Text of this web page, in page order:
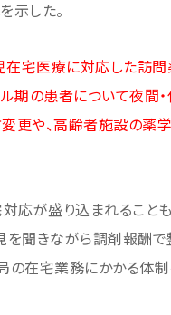
示した。
在宅医療に対応した訪
期の患者について夜間
更や、高齢者施設の
が盛り込まれることも
聞きながら調剤報酬
在宅業務にかかる体制